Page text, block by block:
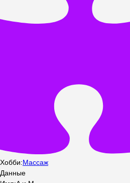
Хобби:Массаж
Данные